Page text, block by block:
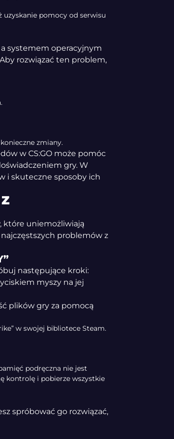
uzyskanie pomocy od serwisu
systemem operacyjnym
rozwiązać ten problem,
zmiany.
w CS:GO może pomóc
gry. W
i skuteczne sposoby ich
które uniemożliwiają
problemów z
następujące kroki:
myszy na jej
plików gry za pomocą
w swojej bibliotece Steam.
podręczna nie jest
kontrolę i pobierze wszystkie
spróbować go rozwiązać,